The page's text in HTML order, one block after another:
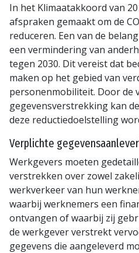
In het Klimaatakkoord van
afspraken gemaakt om de
reduceren. Een van de
een vermindering van
tegen 2030. Dit vereist dat
maken op het gebied van
personenmobiliteit. Door de
gegevensverstrekking kan
deze reductiedoelstelling
Verplichte
Werkgevers moeten
verstrekken over zowel
werkverkeer van hun
waarbij werknemers een
ontvangen of waarbij zij
de werkgever verstrekt
gegevens die aangeleverd